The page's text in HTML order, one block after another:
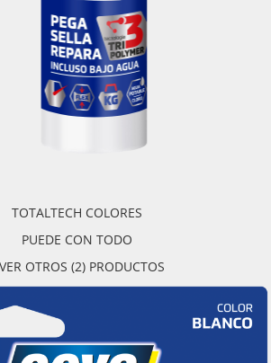
TOTALTECH COLORES
PUEDE CON TODO
OTROS (2) PRODUCTOS